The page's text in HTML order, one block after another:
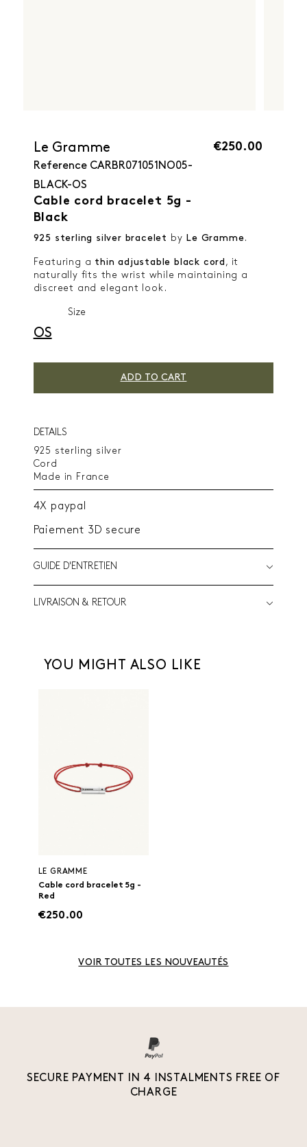
Le Gramme
Reference CARBR071051NO05-
BLACK-OS
Cable cord bracelet 5g -
Black
€250.00
925 sterling silver bracelet by Le Gramme.
Featuring a thin adjustable black cord , it
naturally fits the wrist while maintaining a
discreet and elegant look.
Size
OS
ADD TO CART
DETAILS
925 sterling silver
Cord
Made in France
4X paypal
Paiement 3D secure
GUIDE D'ENTRETIEN
LIVRAISON & RETOUR
YOU MIGHT ALSO LIKE
LE GRAMME
Cable cord bracelet 5g -
Red
€250.00
VOIR TOUTES LES NOUVEAUTÉS
SECURE PAYMENT IN 4 INSTALMENTS FREE OF
CHARGE